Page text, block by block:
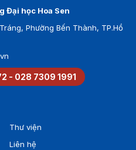
Đại học Hoa Sen
Phường Bến Thành, TP.Hồ
- 028 7309 1991
Thư viện
Liên hệ